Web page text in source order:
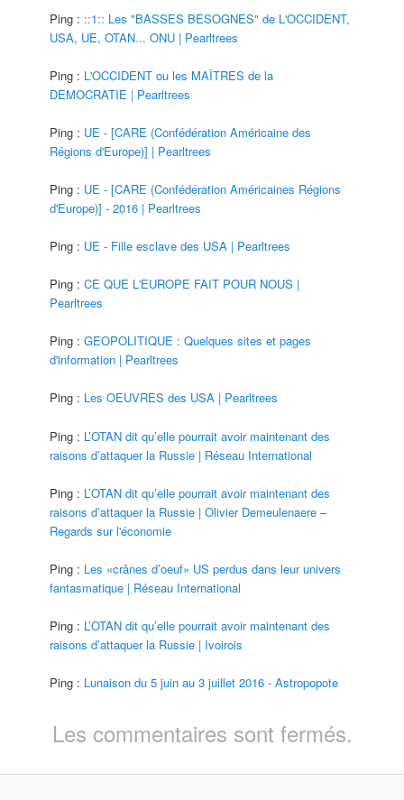
Ping : ::1:: Les "BASSES BESOGNES" de L'OCCIDENT,
USA, UE, OTAN... ONU | Pearltrees
Ping : L'OCCIDENT ou les MAÎTRES de la
DEMOCRATIE | Pearltrees
Ping : UE - [CARE (Confédération Américaine des
Régions d'Europe)] | Pearltrees
Ping : UE - [CARE (Confédération Américaines Régions
d'Europe)] - 2016 | Pearltrees
Ping : UE - Fille esclave des USA | Pearltrees
Ping :CE QUE L'EUROPE FAIT POUR NOUS |
Pearltrees
Ping :GEOPOLITIQUE : Quelques sites et pages
d'information | Pearltrees
Ping : Les OEUVRES des USA | Pearltrees
Ping : L’OTAN dit qu’elle pourrait avoir maintenant des
raisons d’attaquer la Russie | Réseau International
Ping : L’OTAN dit qu’elle pourrait avoir maintenant des
raisons d’attaquer la Russie | Olivier Demeulenaere –
Regards sur l'économie
Ping : Les «crânes d’oeuf» US perdus dans leur univers
fantasmatique | Réseau International
Ping : L’OTAN dit qu’elle pourrait avoir maintenant des
raisons d’attaquer la Russie | Ivoirois
Ping : Lunaison du 5 juin au 3 juillet 2016 - Astropopote
Les commentaires sont fermés.